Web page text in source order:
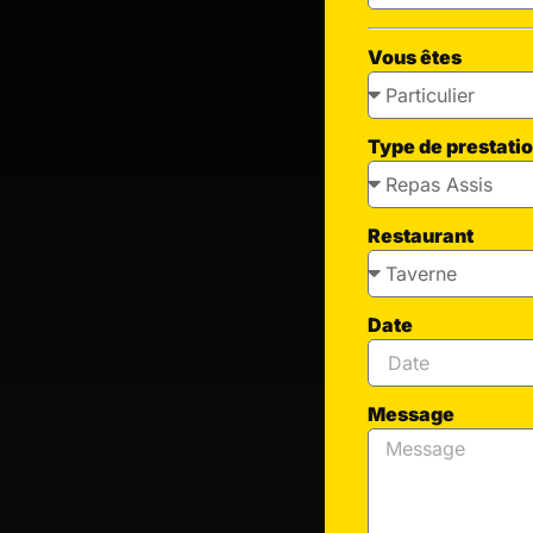
Vous êtes
Type de
Restaurant
Date
Message